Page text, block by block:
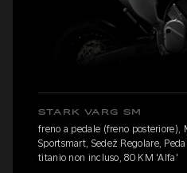
STARK VARG SM
freno a pedale (freno posteriore),
Sportsmart, Sedež Regolare,
titanio non incluso, 80 KM 'Alfa'